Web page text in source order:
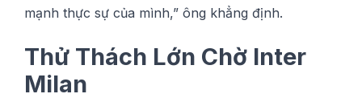
mạnh thực sự của mình,” ông khẳng định.
Thử Thách Lớn Chờ Intеr
Mіlаn